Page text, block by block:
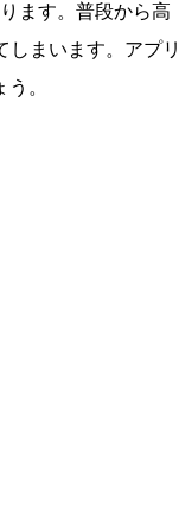
ます。普段から高
しまいます。アプ
。